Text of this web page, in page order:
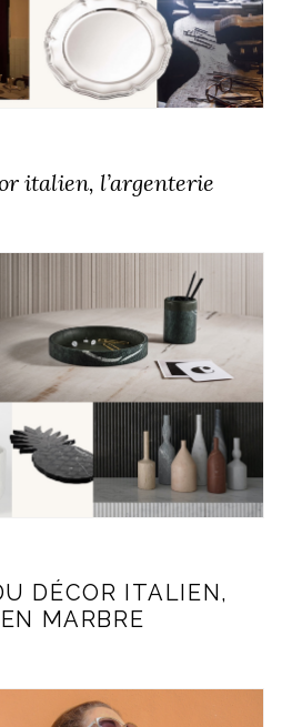
italien, l’argenterie
DÉCOR ITALIEN,
MARBRE